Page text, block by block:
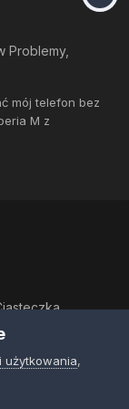
Problemy,
mój telefon bez
M z
w tych
kroku. Najlepiej
użytkowania,